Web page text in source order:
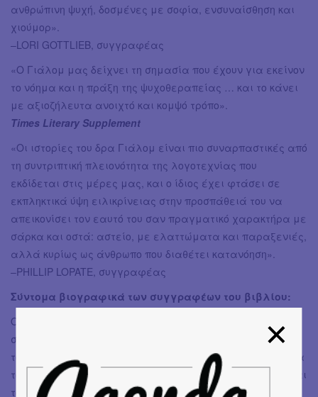
ανθρώπινη ψυχή, δοσμένες με σοφία, ενσυναίσθηση και
χιούμορ».
–LORI GOTTLIEB, συγγραφέας
«Ο Γιάλομ μας δείχνει τη σημασία που έχουν για εκείνον
το νόημα και η πράξη της ψυχοθεραπείας … και το κάνει
με αξιοζήλευτα ανοιχτό και κομψό τρόπο».
Times Literary Supplement
«Οι ιστορίες του δρα Γιάλομ είναι πιο συναρπαστικές από
τη συντριπτική πλειονότητα της λογοτεχνίας που
εκδίδεται στις μέρες μας, και ο ίδιος έχει φτάσει σε
εκπληκτικά ύψη ειλικρίνειας στην προσπάθειά του να
απεικονίσει τον εαυτό του σαν πραγματικό χαρακτήρα με
σάρκα και οστά: αστείο, με ελαττώματα και παραξενιές,
αλλά κυρίως ως άνθρωπο που διαθέτει κατανόηση».
–PHILLIP LOPATE, συγγραφέας
Σύντομα βιογραφικά των συγγραφέων του βιβλίου:
Ο ΙΡΒΙΝ ΝΤ. ΓΙΑΛΟΜ οξυδερκής ψυχοθεραπευτής και
συγγραφέας διεθνών μπέστ--σέλλερ, είναι ένας από
τους σημαντικότερους ψυχιάτρους παγκοσμίως. Τα βιβλία
του Όταν έκλαψε ο Νίτσε, Ο δήμιος του έρωτα, Η μάνα και
το νόημα της ζωής, Η θεραπεία του Σοπενάουερ και πιο